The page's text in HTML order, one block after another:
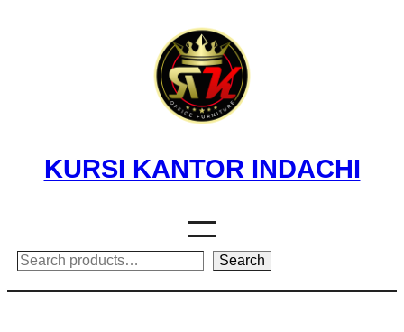
KURSI KANTOR INDACHI
Search Search